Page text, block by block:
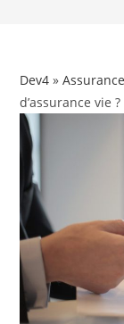
Dev4 »Assurance
d’assurance vie ?